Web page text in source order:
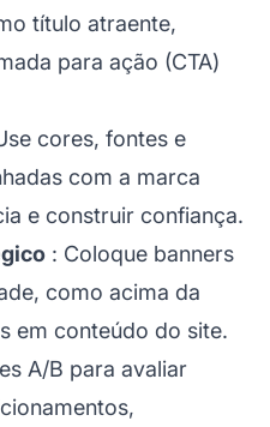
título atraente,
para ação (CTA)
cores, fontes e
com a marca
e construir confiança.
: Coloque banners
como acima da
em conteúdo do site.
A/B para avaliar